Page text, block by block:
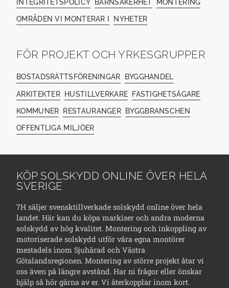
OMRÅDEN VI MONTERAR I NYHETER
FÖR PROJEKT OCH YRKESGRUPPER
BOSTADSRÄTTSFÖRENINGAR BYGGHANDEL
ARKITEKTER HUSTILLVERKARE FASTIGHETSÄGARE
KOMMUNER RESTAURANGER BYGGBRANSCHEN
OFFENTLIGA MILJÖER
KÖP SOLSKYDD ONLINE ÖVER HELA
SVERIGE
7H säljer svensktillverkade solskydd online över hela
landet. Här kan du köpa markiser och andra moderna
solskydd av hög kvalitet. Montering och inkoppling av
motoriserade solskydd utför våra egna montörer
mestadels inom Sjuhärad och Västra
Götalandsregionen. Montering av större projekt åtar vi
oss även på längre avstånd. Har ni frågor eller önskar
hjälp så hör gärna av er. Vi återkopplar inom kort.